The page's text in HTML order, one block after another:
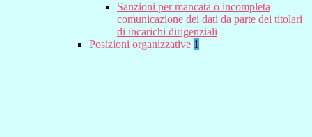
Sanzioni per mancata o incompleta
comunicazione dei dati da parte dei titolari
di incarichi dirigenziali
Posizioni organizzative 1